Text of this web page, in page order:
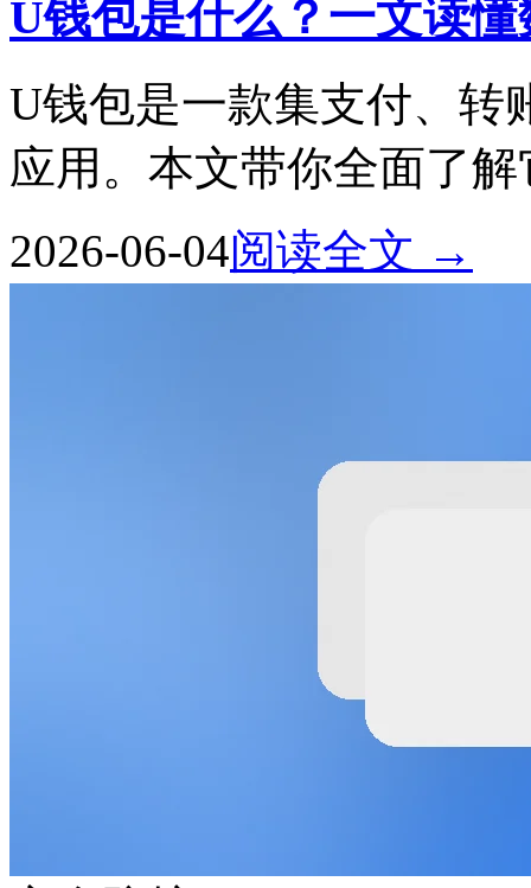
U钱包是什么？一文读
U钱包是一款集支付、
应用。本文带你全面了
2026-06-04阅读全文 →